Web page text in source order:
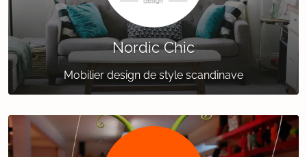
Nordic Chic
Mobilier design de style scandinave